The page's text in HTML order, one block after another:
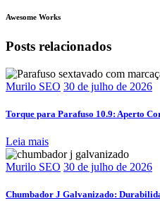
Awesome Works
Posts relacionados
Murilo SEO 30 de julho de 2026
Torque para Parafuso 10.9: Aperto
Leia mais
Murilo SEO 30 de julho de 2026
Chumbador J Galvanizado: